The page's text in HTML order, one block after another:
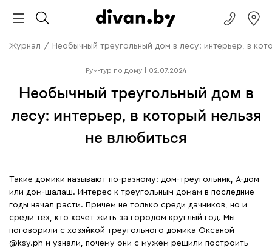
Журнал / Необычный треугольный дом в лесу: интерьер, в
Рум-тур по дому 02.07.2024
Необычный треугольный дом в
лесу: интерьер, в который нельзя
не влюбиться
Такие домики называют по-разному: дом-треугольник, А-дом
или дом-шалаш. Интерес к треугольным домам в последние
годы начал расти. Причем не только среди дачников, но и
среди тех, кто хочет жить за городом круглый год. Мы
поговорили с хозяйкой треугольного домика Оксаной
@ksy.ph и узнали, почему они с мужем решили построить